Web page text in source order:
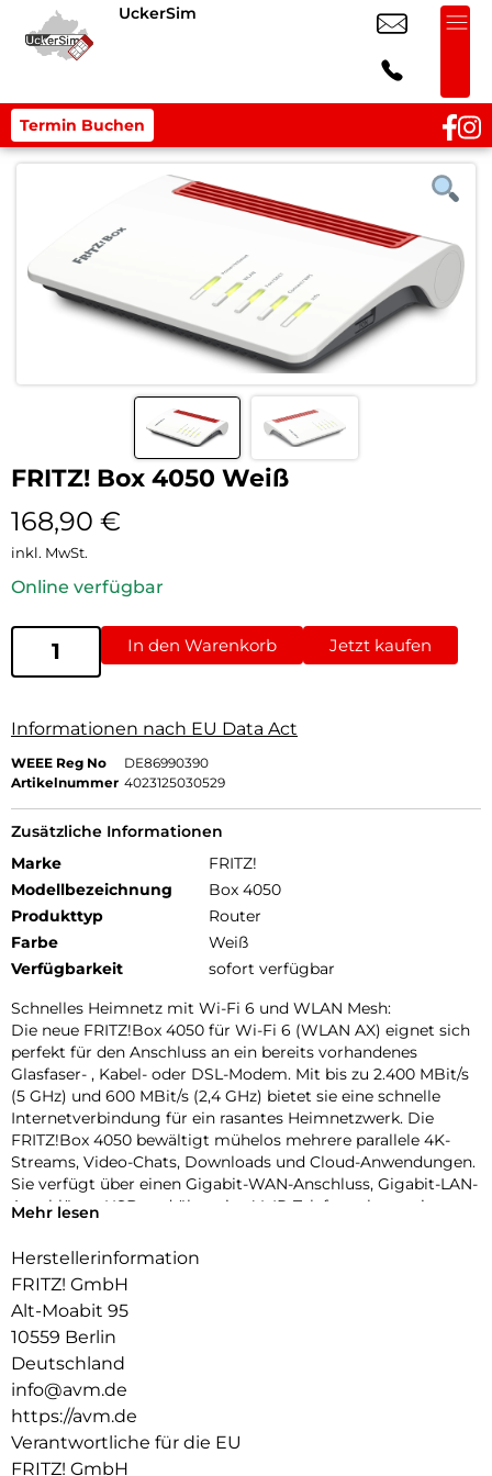
UckerSim
Termin Buchen
FRITZ! Box 4050 Weiß
168,90 €
inkl. MwSt.
Online verfügbar
In den Warenkorb Jetzt kaufen
Informationen nach EU Data Act
WEEE Reg No
DE86990390
Artikelnummer 4023125030529
Zusätzliche Informationen
Marke
FRITZ!
Modellbezeichnung
Box 4050
Produkttyp
Router
Farbe
Weiß
Verfügbarkeit
sofort verfügbar
Schnelles Heimnetz mit Wi-Fi 6 und WLAN Mesh:
Die neue FRITZ!Box 4050 für Wi-Fi 6 (WLAN AX) eignet sich
perfekt für den Anschluss an ein bereits vorhandenes
Glasfaser- , Kabel- oder DSL-Modem. Mit bis zu 2.400 MBit/s
(5 GHz) und 600 MBit/s (2,4 GHz) bietet sie eine schnelle
Internetverbindung für ein rasantes Heimnetzwerk. Die
FRITZ!Box 4050 bewältigt mühelos mehrere parallele 4K-
Streams, Video-Chats, Downloads und Cloud-Anwendungen.
Sie verfügt über einen Gigabit-WAN-Anschluss, Gigabit-LAN-
Anschlüsse, USB und über eine VoIP-Telefonanlage mit
ein analoges Telefon. Durch ihre kompakte Bauweise und
Einstieg in ein modernes vernetztes Zuhause prädestiniert.
Zentrale im WLAN Mesh:
Die FRITZ!Box 4050 sorgt als Zentrale im WLAN Mesh für
schnelle und zuverlässige Verbindungen. Die verteilten
FRITZ!-Geräte – FRITZ!Repeater und FRITZ!Powerline –
arbeiten in einem einzigen Netz, tauschen sich untereinander
aus und optimieren die Leistung aller WLAN-Geräte. So wird
die beste Verbindung immer dort aufgebaut, wo sie gerade
Mehr lesen
Herstellerinformation
FRITZ! GmbH
Alt-Moabit 95
10559 Berlin
Deutschland
info@avm.de
https://avm.de
Verantwortliche für die EU
FRITZ! GmbH